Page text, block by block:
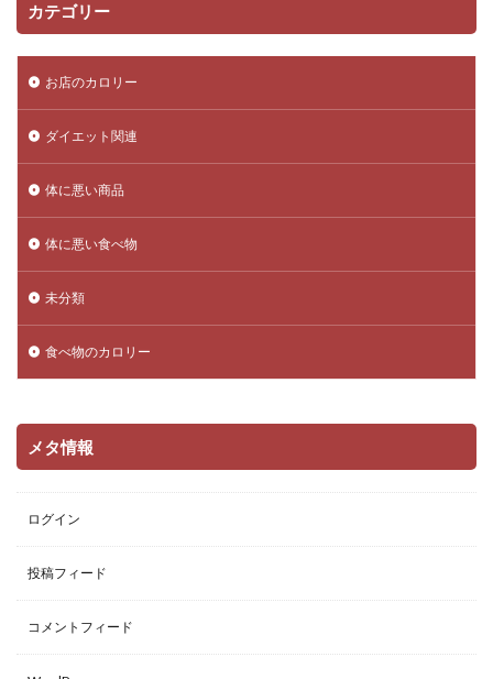
カテゴリー
お店のカロリー
ダイエット関連
体に悪い商品
体に悪い食べ物
未分類
食べ物のカロリー
メタ情報
ログイン
投稿フィード
コメントフィード